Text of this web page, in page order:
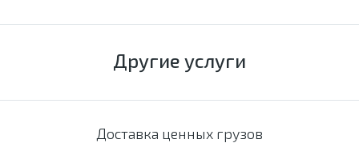
Другие услуги
Доставка ценных грузов